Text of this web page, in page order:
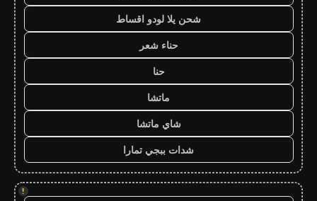
شحن يلا لودو اقساط
حناء شعر
حنا
ماتشا
شاي ماتشا
شدات ببجي تمارا
!